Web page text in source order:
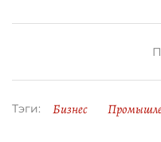
Тэги: Бизнес